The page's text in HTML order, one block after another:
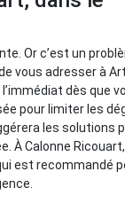
Or c’est un
vous adresser à
dès que
pour limiter les
les solutions
À Calonne
est recommandé